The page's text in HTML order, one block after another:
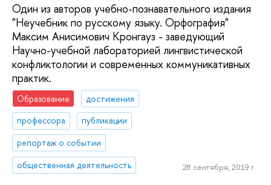
Один из авторов учебно-познавательного издания
"Неучебник по русскому языку. Орфография"
Максим Анисимович Кронгауз - заведующий
Научно-учебной лабораторией лингвистической
конфликтологии и современных коммуникативных
практик.
Образование
достижения
профессора
публикации
репортаж о событии
общественная деятельность
28 сентября, 2019 г.